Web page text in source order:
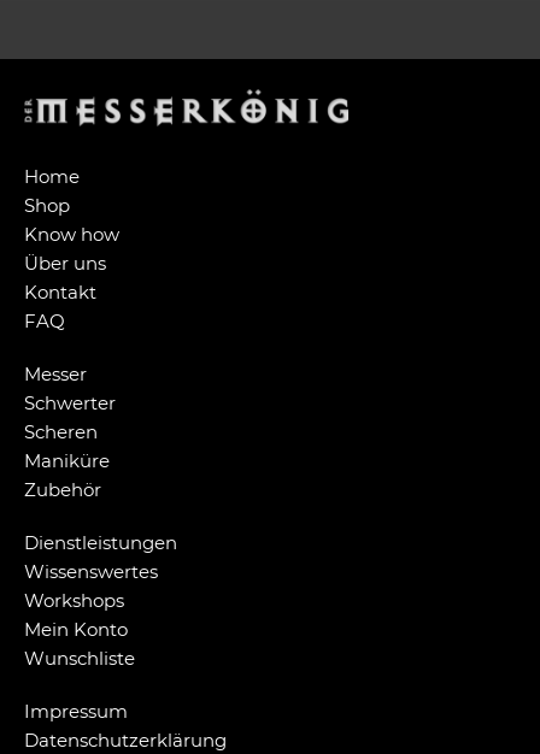
Home
Shop
Know how
Über uns
Kontakt
FAQ
Messer
Schwerter
Scheren
Maniküre
Zubehör
Dienstleistungen
Wissenswertes
Workshops
Mein Konto
Wunschliste
Impressum
Datenschutzerklärung